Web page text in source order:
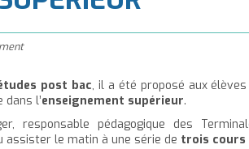
post bac, il a été proposé aux élèves
dans l’enseignement supérieur.
responsable pédagogique des
assister le matin à une série de trois cours